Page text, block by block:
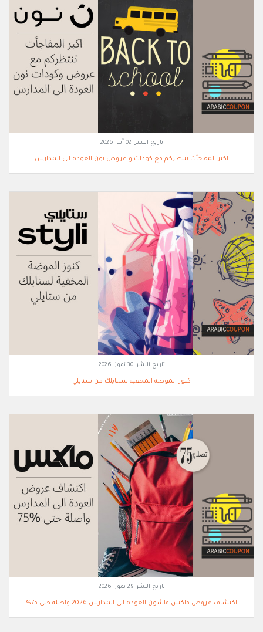
تاريخ النشر: 02 آب, 2026
اكبر المفاجأت تنتظركم مع كودات و عروض نون العودة الى المدارس
تاريخ النشر:30 تموز, 2026
كنوز الموضة المخفية لستايلك من ستايلي
تاريخ النشر:29 تموز, 2026
اكتشاف عروض ماكس فاشون العودة الى المدارس 2026 واصلة حتى 75%